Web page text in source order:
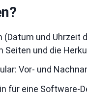
und
Seiten und die
Vor- und
für eine Software-